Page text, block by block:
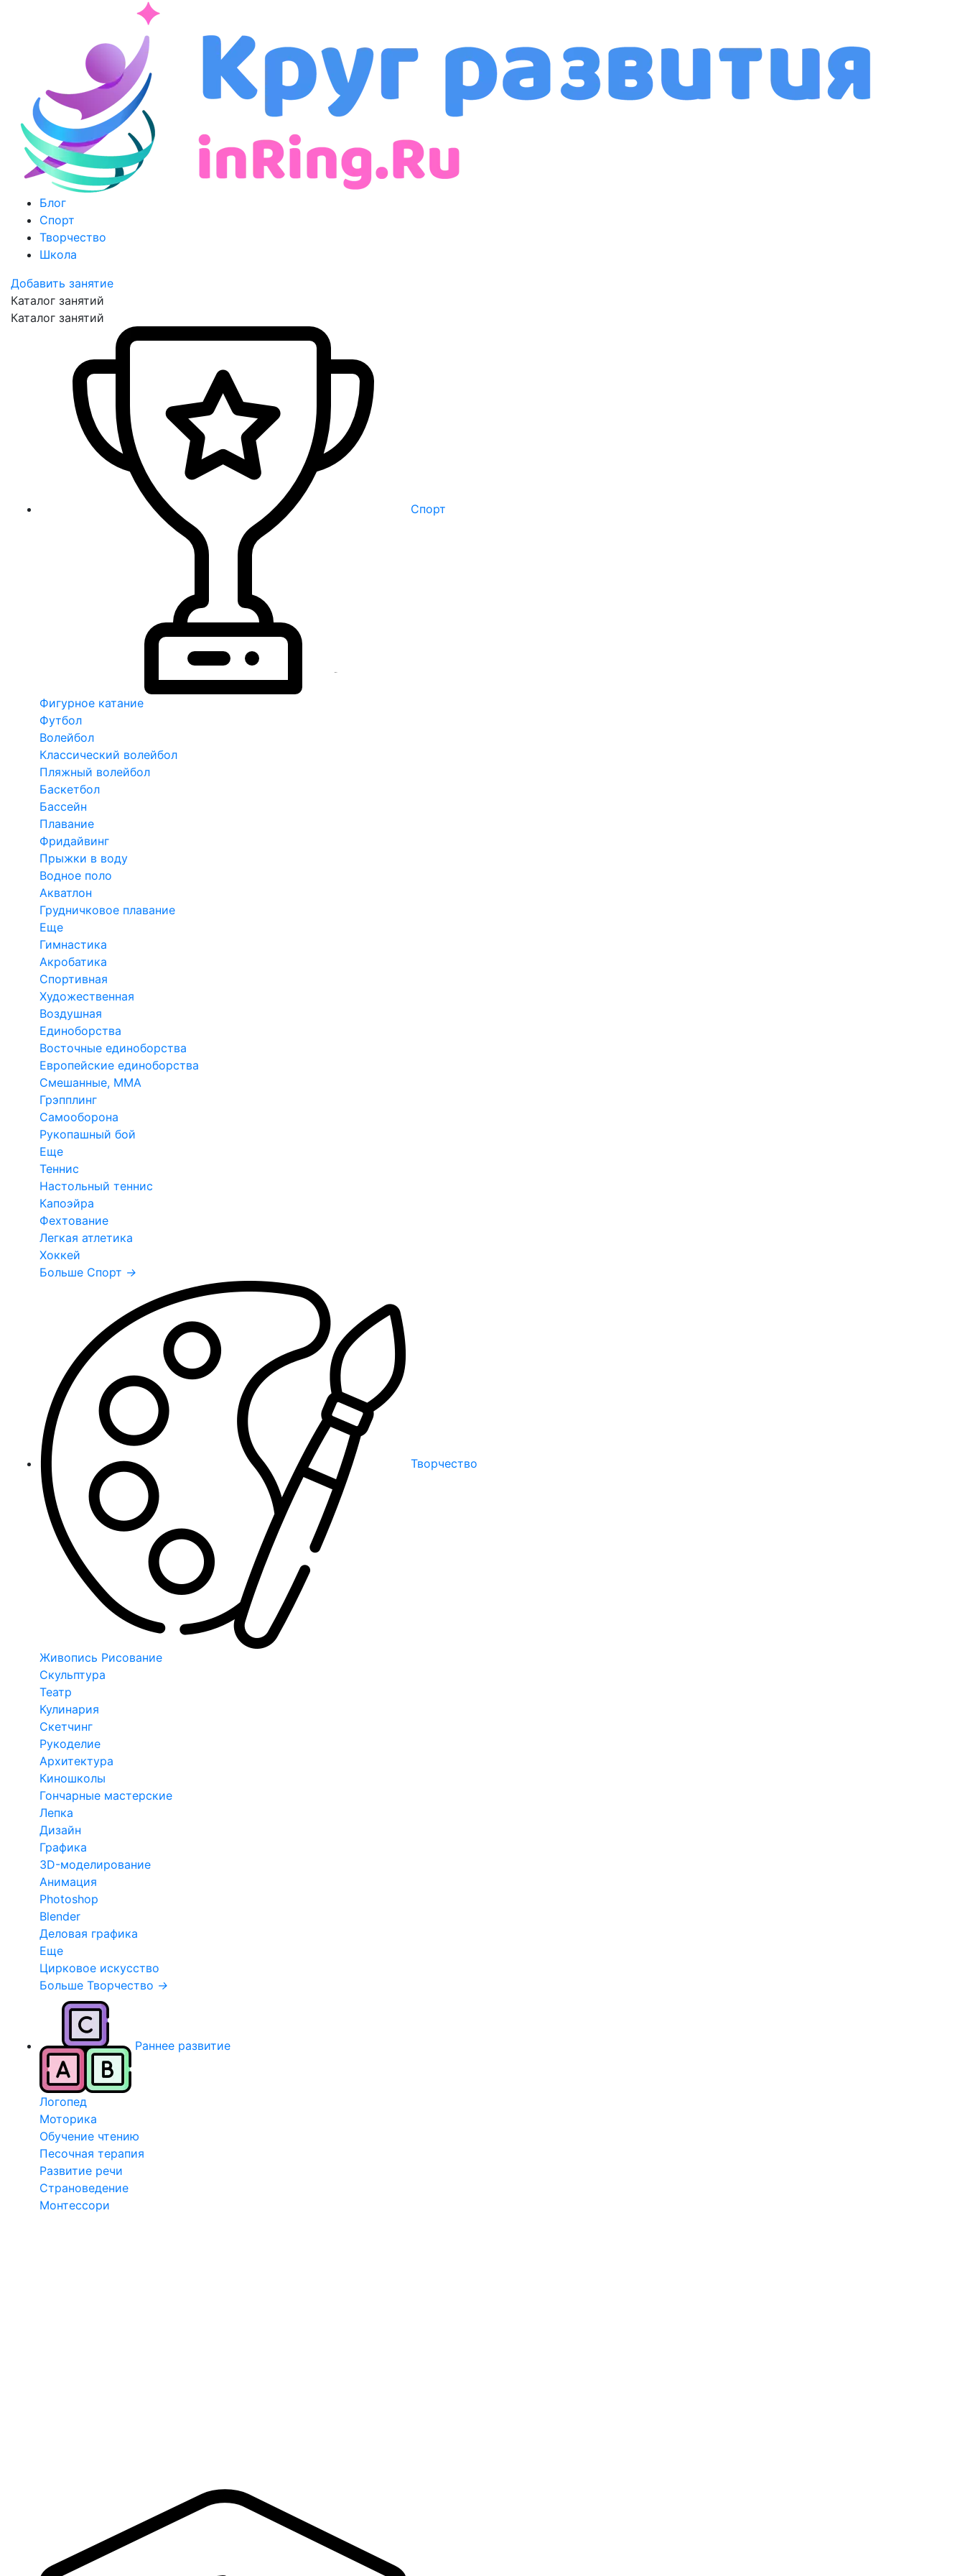
Блог
Спорт
Творчество
Школа
Добавить занятие
Каталог занятий
Каталог занятий
Спорт
Фигурное катание
Футбол
Волейбол
Классический волейбол
Пляжный волейбол
Баскетбол
Бассейн
Плавание
Фридайвинг
Прыжки в воду
Водное поло
Акватлон
Грудничковое плавание
Еще
Гимнастика
Акробатика
Спортивная
Художественная
Воздушная
Единоборства
Восточные единоборства
Европейские единоборства
Смешанные, ММА
Грэпплинг
Самооборона
Рукопашный бой
Еще
Теннис
Настольный теннис
Капоэйра
Фехтование
Легкая атлетика
Хоккей
Больше Спорт →
Творчество
Живопись Рисование
Скульптура
Театр
Кулинария
Скетчинг
Рукоделие
Архитектура
Киношколы
Гончарные мастерские
Лепка
Дизайн
Графика
3D-моделирование
Анимация
Photoshop
Blender
Деловая графика
Еще
Цирковое искусство
Больше Творчество →
Раннее развитие
Логопед
Моторика
Обучение чтению
Песочная терапия
Развитие речи
Страноведение
Монтессори